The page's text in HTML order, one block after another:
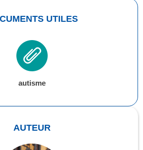
UTILES
autisme
AUTEUR